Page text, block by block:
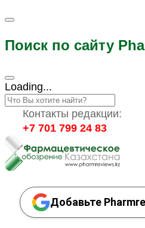
Поиск по сайту
Loading...
Контакты редакции:
+7 701 799 24 83
Добавьте